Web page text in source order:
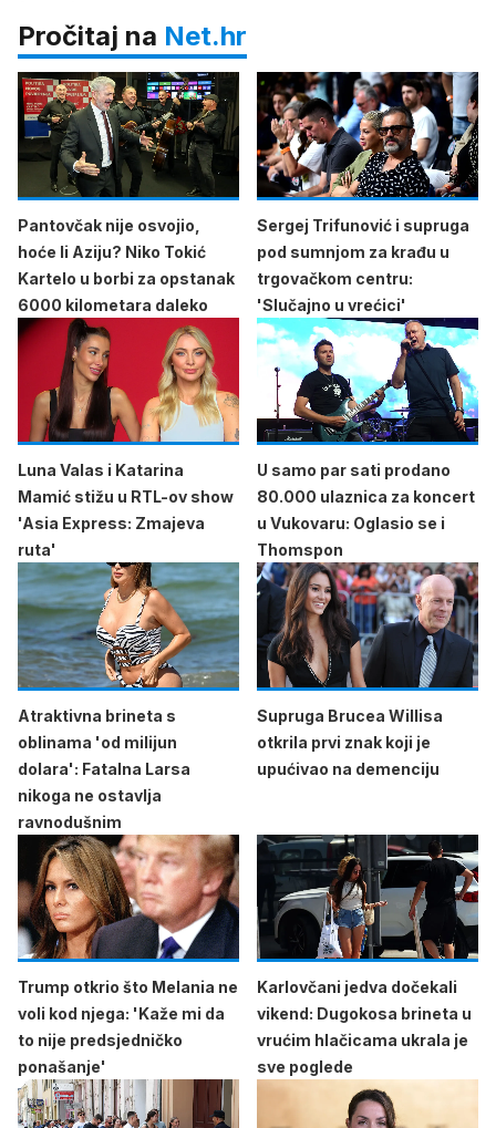
Pročitaj na Net.hr
Pantovčak nije osvojio,
hoće li Aziju? Niko Tokić
Kartelo u borbi za opstanak
6000 kilometara daleko
Sergej Trifunović i supruga
pod sumnjom za krađu u
trgovačkom centru:
'Slučajno u vrećici'
Luna Valas i Katarina
Mamić stižu u RTL-ov show
'Asia Express: Zmajeva
ruta'
U samo par sati prodano
80.000 ulaznica za koncert
u Vukovaru: Oglasio se i
Thomspon
Atraktivna brineta s
oblinama 'od milijun
dolara': Fatalna Larsa
nikoga ne ostavlja
ravnodušnim
Supruga Brucea Willisa
otkrila prvi znak koji je
upućivao na demenciju
Trump otkrio što Melania ne
voli kod njega: 'Kaže mi da
to nije predsjedničko
ponašanje'
Karlovčani jedva dočekali
vikend: Dugokosa brineta u
vrućim hlačicama ukrala je
sve poglede